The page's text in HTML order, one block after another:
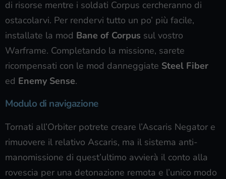
di risorse mentre i soldati Corpus cercheranno di
ostacolarvi. Per rendervi tutto un po’ più facile,
installate la mod Bane of Corpus sul vostro
Warframe. Completando la missione, sarete
ricompensati con le mod danneggiate Steel Fiber
ed Enemy Sense.
Modulo di navigazione
Tornati all’Orbiter potrete creare l’Ascaris Negator e
rimuovere il relativo Ascaris, ma il sistema anti-
manomissione di quest’ultimo avvierà il conto alla
rovescia per una detonazione remota e l’unico modo